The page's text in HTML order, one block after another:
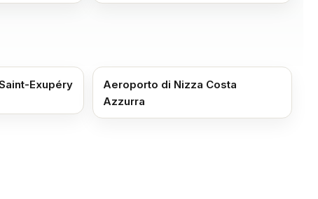
Exupéry
Aeroporto di Nizza Costa
Azzurra